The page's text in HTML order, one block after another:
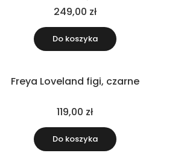
249,00 zł
Do koszyka
Freya Loveland figi, czarne
119,00 zł
Do koszyka